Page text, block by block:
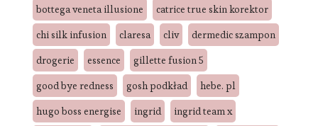
bottega veneta illusione
catrice true skin korektor
chi silk infusion
claresa cliv
dermedic szampon
drogerie
essence
gillette fusion 5
good bye redness
gosh podkład
hebe. pl
hugo boss energise
ingrid ingrid team x